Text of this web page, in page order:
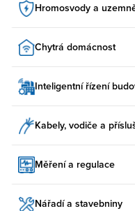
Hromosvody a
Chytrá domácnost
Inteligentní řízení
Kabely, vodiče a
Měření a regulace
Nářadí a stavebniny